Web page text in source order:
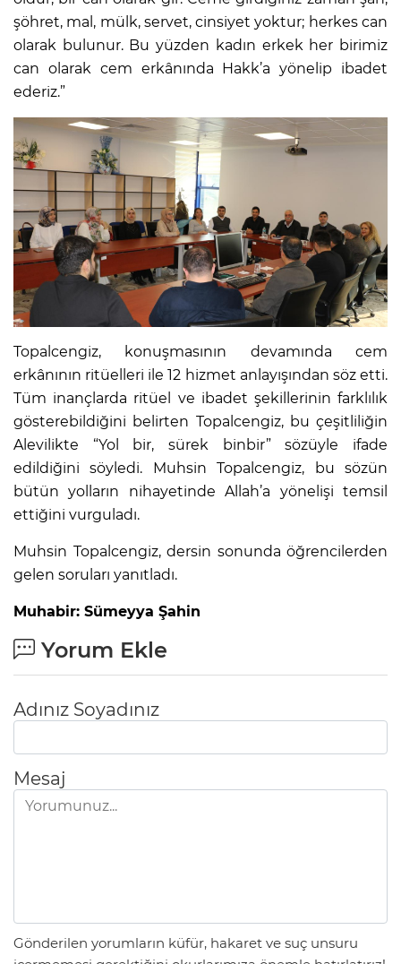
şöhret, mal, mülk, servet, cinsiyet yoktur; herkes can
olarak bulunur. Bu yüzden kadın erkek her birimiz
can olarak cem erkânında Hakk’a yönelip ibadet
ederiz.”
Topalcengiz, konuşmasının devamında cem
erkânının ritüelleri ile 12 hizmet anlayışından söz etti.
Tüm inançlarda ritüel ve ibadet şekillerinin farklılık
gösterebildiğini belirten Topalcengiz, bu çeşitliliğin
Alevilikte “Yol bir, sürek binbir” sözüyle ifade
edildiğini söyledi. Muhsin Topalcengiz, bu sözün
bütün yolların nihayetinde Allah’a yönelişi temsil
ettiğini vurguladı.
Muhsin Topalcengiz, dersin sonunda öğrencilerden
gelen soruları yanıtladı.
Muhabir: Sümeyya Şahin
Yorum Ekle
Adınız Soyadınız
Mesaj
Gönderilen yorumların küfür, hakaret ve suç unsuru